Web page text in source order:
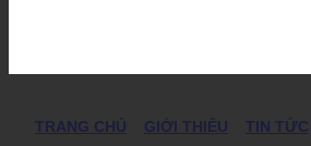
TRANG CHỦ GIỚI THIỆU TIN TỨC